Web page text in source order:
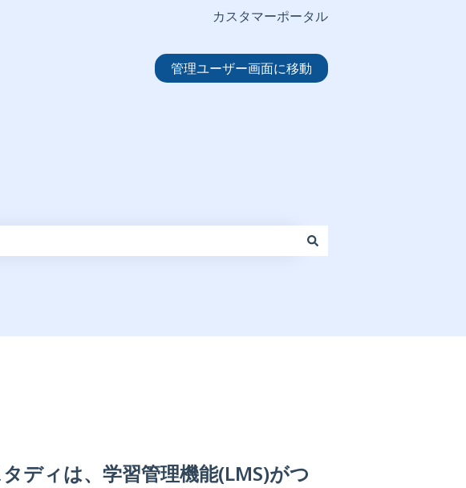
カスタマーポータル
管理ユーザー画面に移動
ディは、学習管理機能(LMS)がつ